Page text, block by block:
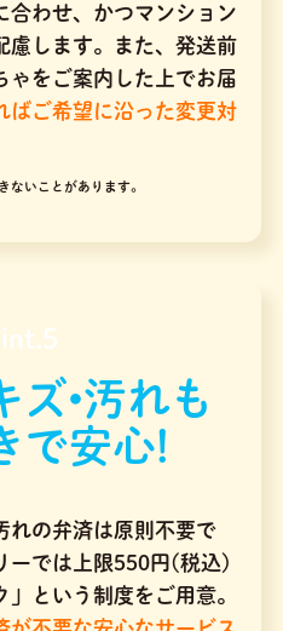
合わせ、かつマンション
慮します。また、発送前
ゃをご案内した上でお届
ばご希望に沿った変更対
ないことがあります。
ズ•汚れも
で安心!
れの弁済は原則不要で
ーでは上限550円(税込)
という制度をご用意。